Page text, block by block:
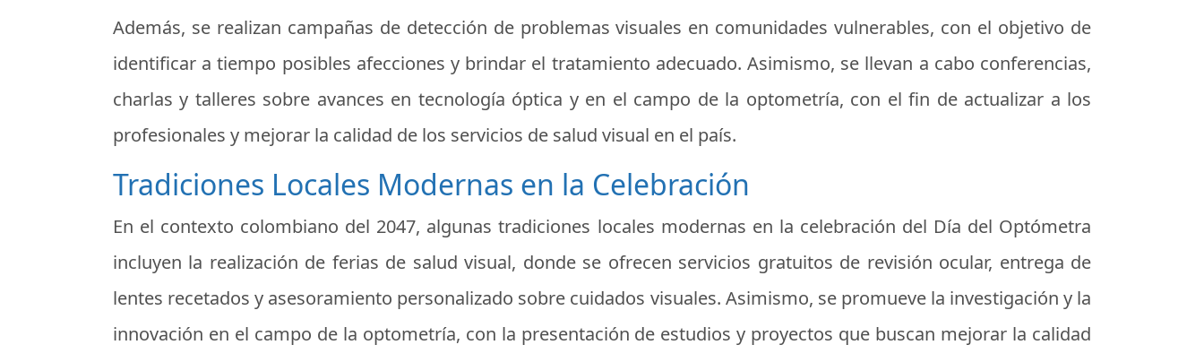
Además, se realizan campañas de detección de problemas visuales en comunidades vulnerables, con el objetivo de
identificar a tiempo posibles afecciones y brindar el tratamiento adecuado. Asimismo, se llevan a cabo conferencias,
charlas y talleres sobre avances en tecnología óptica y en el campo de la optometría, con el fin de actualizar a los
profesionales y mejorar la calidad de los servicios de salud visual en el país.
Tradiciones Locales Modernas en la Celebración
En el contexto colombiano del 2047, algunas tradiciones locales modernas en la celebración del Día del Optómetra
incluyen la realización de ferias de salud visual, donde se ofrecen servicios gratuitos de revisión ocular, entrega de
lentes recetados y asesoramiento personalizado sobre cuidados visuales. Asimismo, se promueve la investigación y la
innovación en el campo de la optometría, con la presentación de estudios y proyectos que buscan mejorar la calidad